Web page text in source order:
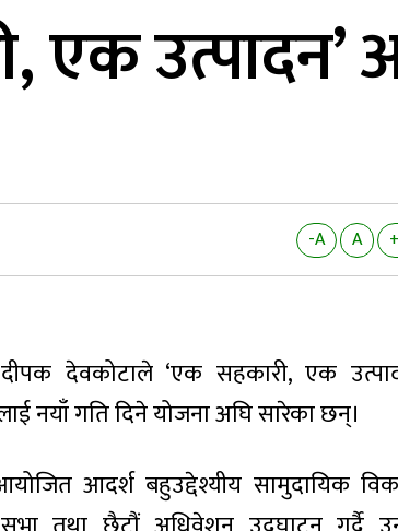
एक उत्पादन’
-A A
देवकोटाले ‘एक सहकारी, एक
नयाँ गति दिने योजना अघि सारेका छन्।
आदर्श बहुउद्देश्यीय सामुदायिक